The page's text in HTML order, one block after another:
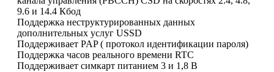
9.6 и 14.4 Кбод
Поддержка неструктурированных данных
дополнительных услуг USSD
Поддерживает PAP ( протокол идентификации пароля)
Поддержка часов реального времени RTC
Поддерживает симкарт питанием 3 и 1,8 В